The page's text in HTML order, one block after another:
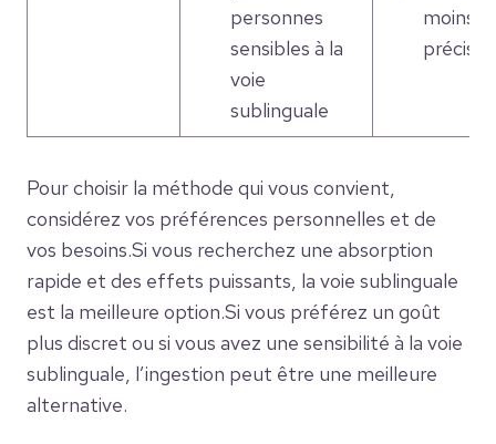
personnes
sensibles à la
voie
sublinguale
moins
précis
Pour choisir la méthode qui vous convient,
considérez vos préférences personnelles et de
vos besoins.Si vous recherchez une absorption
rapide et des effets puissants, la voie sublinguale
est la meilleure option.Si vous préférez un goût
plus discret ou si vous avez une sensibilité à la voie
sublinguale, l’ingestion peut être une meilleure
alternative.